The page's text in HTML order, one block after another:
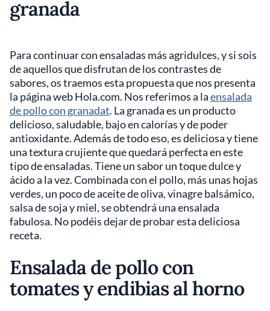
granada
Para continuar con ensaladas más agridulces, y si sois
de aquellos que disfrutan de los contrastes de
sabores, os traemos esta propuesta que nos presenta
la página web Hola.com. Nos referimos a laensalada
de pollo con granadat. La granada es un producto
delicioso, saludable, bajo en calorías y de poder
antioxidante. Además de todo eso, es deliciosa y tiene
una textura crujiente que quedará perfecta en este
tipo de ensaladas. Tiene un sabor un toque dulce y
ácido a la vez. Combinada con el pollo, más unas hojas
verdes, un poco de aceite de oliva, vinagre balsámico,
salsa de soja y miel, se obtendrá una ensalada
fabulosa. No podéis dejar de probar esta deliciosa
receta.
Ensalada de pollo con
tomates y endibias al horno